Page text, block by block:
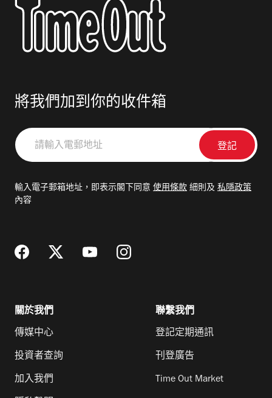
將我們加到你的收件箱
請
輸
郵
輸入電子郵箱地址，即表示閣下同意 使用條款 細則及 私隱政策
內容
關於我們
傳媒中心
投資者查詢
加入我們
聯繫我們
登記定期通訊
刊登廣告
Time Out Market